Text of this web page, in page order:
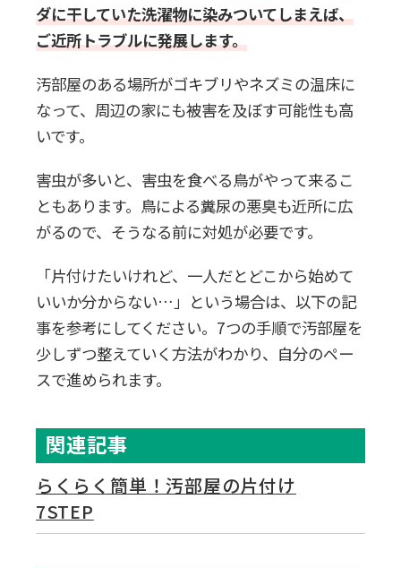
ダに干していた洗濯物に染みついてしまえば、
ご近所トラブルに発展します。
汚部屋のある場所がゴキブリやネズミの温床に
なって、周辺の家にも被害を及ぼす可能性も高
いです。
害虫が多いと、害虫を食べる鳥がやって来るこ
ともあります。鳥による糞尿の悪臭も近所に広
がるので、そうなる前に対処が必要です。
「片付けたいけれど、一人だとどこから始めて
いいか分からない…」という場合は、以下の記
事を参考にしてください。7つの手順で汚部屋を
少しずつ整えていく方法がわかり、自分のペー
スで進められます。
関連記事
らくらく簡単！汚部屋の片付け
7STEP